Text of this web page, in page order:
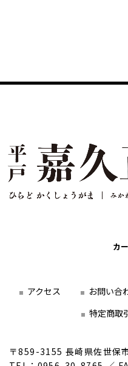
カ
アクセス お問い合
特定商取
〒859-3155 長崎県佐世保